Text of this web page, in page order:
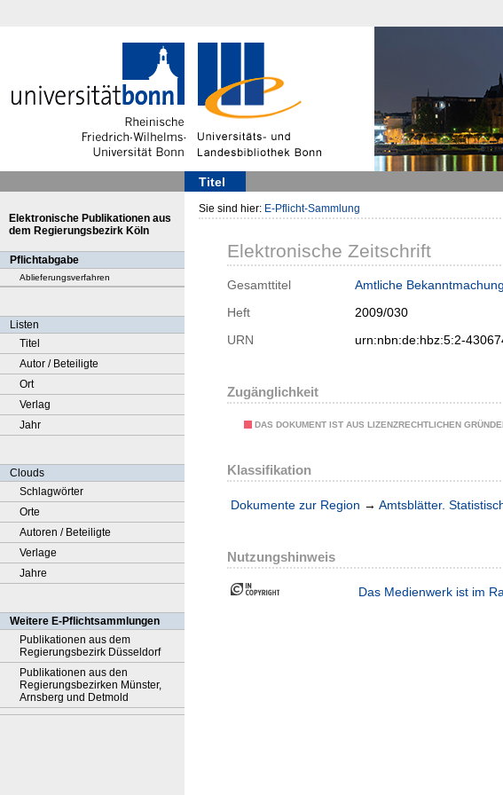
Titel
Elektronische Publikationen aus
dem Regierungsbezirk Köln
Pflichtabgabe
Ablieferungsverfahren
Listen
Titel
Autor / Beteiligte
Ort
Verlag
Jahr
Clouds
Schlagwörter
Orte
Autoren / Beteiligte
Verlage
Jahre
Weitere E-Pflichtsammlungen
Publikationen aus dem
Regierungsbezirk Düsseldorf
Publikationen aus den
Regierungsbezirken Münster,
Arnsberg und Detmold
Sie sind hier: E-Pflicht-Sammlung
Elektronische Zeitschrift
Gesamttitel
Amtliche
Heft
2009/030
URN
urn:nbn:de:hbz:5:2-
Zugänglichkeit
DAS DOKUMENT IST AUS LIZENZRECHTLICHEN
Klassifikation
Dokumente zur Region → Amtsblätter.
Nutzungshinweis
Das Medienwerk ist im